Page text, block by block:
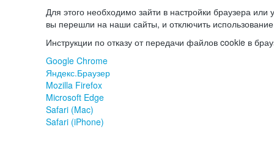
Для этого необходимо зайти в настройки браузера или
вы перешли на наши сайты, и отключить
Инструкции по отказу от передачи файлов cookie в
Google Chrome
Яндекс.Браузер
Mozilla Firefox
Microsoft Edge
Safari (Mac)
Safari (iPhone)